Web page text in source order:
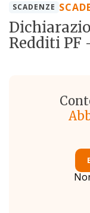
SCADENZE
Redditi PF